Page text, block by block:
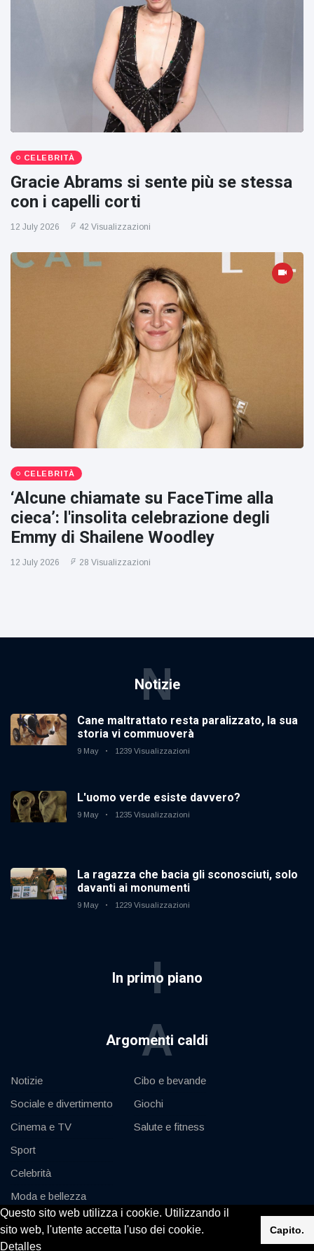
Questo sito web utilizza i cookie. Utilizzando il
sito web, l'utente accetta l'uso dei cookie.
Detalles
Capito.
CELEBRITÀ
Gracie Abrams si sente più se stessa
con i capelli corti
12 July 2026 42 Visualizzazioni
CELEBRITÀ
‘Alcune chiamate su FaceTime alla
cieca’: l'insolita celebrazione degli
Emmy di Shailene Woodley
12 July 2026 28 Visualizzazioni
Notizie
N
Cane maltrattato resta paralizzato, la sua
storia vi commuoverà
9 May 1239 Visualizzazioni
L'uomo verde esiste davvero?
9 May 1235 Visualizzazioni
La ragazza che bacia gli sconosciuti, solo
davanti ai monumenti
9 May 1229 Visualizzazioni
In primo piano
I
Argomenti caldi
A
Notizie
Sociale e divertimento
Cinema e TV
Sport
Celebrità
Moda e bellezza
Auto e motore
Cibo e bevande
Giochi
Salute e fitness